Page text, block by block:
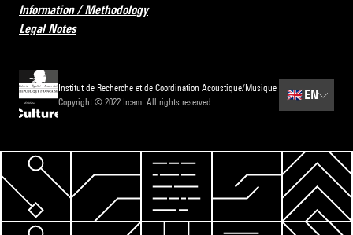
Information / Methodology
Legal Notes
Institut de Recherche et de Coordination Acoustique/Musique
Copyright © 2022 Ircam. All rights reserved.
🇬🇧 EN